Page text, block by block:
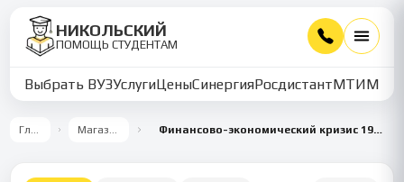
НИКОЛЬСКИЙ
ПОМОЩЬ СТУДЕНТАМ
Выбрать ВУЗУслугиЦеныСинергияРосдистантМТИММУ
Главная Магазин работ Финансово-экономический кризис 1998 года и преодоление его последствий